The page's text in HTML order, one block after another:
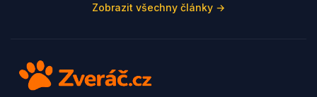
Zobrazit všechny články →